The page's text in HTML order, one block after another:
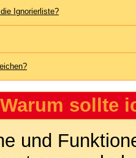
Ignorierliste?
Warum sollte
und